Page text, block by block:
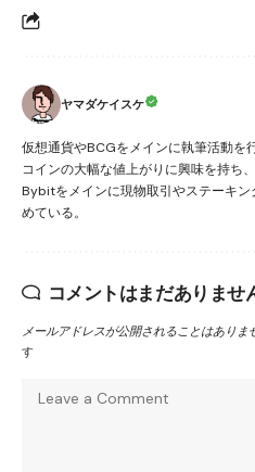
ヤマダケイスケ
仮想通貨やBCGをメインに執筆活動を
コインの大幅な値上がりに興味を持ち
Bybitをメインに現物取引やステーキ
めている。
コメントはまだありませ
メールアドレスが公開されることはありま
す